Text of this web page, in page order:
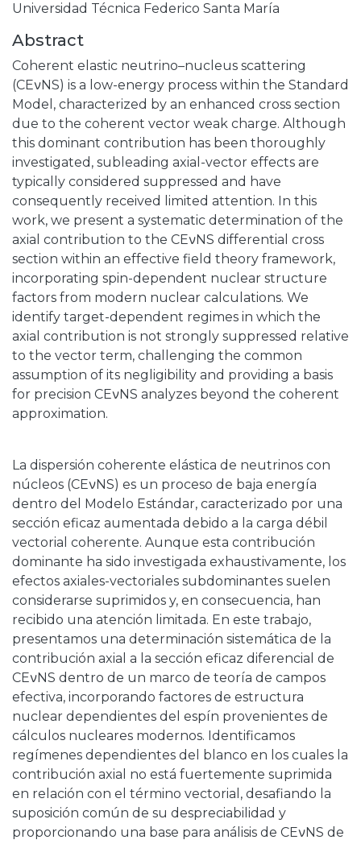
Universidad Técnica Federico Santa María
Abstract
Coherent elastic neutrino–nucleus scattering
(CEνNS) is a low-energy process within the Standard
Model, characterized by an enhanced cross section
due to the coherent vector weak charge. Although
this dominant contribution has been thoroughly
investigated, subleading axial-vector effects are
typically considered suppressed and have
consequently received limited attention. In this
work, we present a systematic determination of the
axial contribution to the CEνNS differential cross
section within an effective field theory framework,
incorporating spin-dependent nuclear structure
factors from modern nuclear calculations. We
identify target-dependent regimes in which the
axial contribution is not strongly suppressed relative
to the vector term, challenging the common
assumption of its negligibility and providing a basis
for precision CEνNS analyzes beyond the coherent
approximation.
La dispersión coherente elástica de neutrinos con
núcleos (CEνNS) es un proceso de baja energía
dentro del Modelo Estándar, caracterizado por una
sección eficaz aumentada debido a la carga débil
vectorial coherente. Aunque esta contribución
dominante ha sido investigada exhaustivamente, los
efectos axiales-vectoriales subdominantes suelen
considerarse suprimidos y, en consecuencia, han
recibido una atención limitada. En este trabajo,
presentamos una determinación sistemática de la
contribución axial a la sección eficaz diferencial de
CEνNS dentro de un marco de teoría de campos
efectiva, incorporando factores de estructura
nuclear dependientes del espín provenientes de
cálculos nucleares modernos. Identificamos
regímenes dependientes del blanco en los cuales la
contribución axial no está fuertemente suprimida
en relación con el término vectorial, desafiando la
suposición común de su despreciabilidad y
proporcionando una base para análisis de CEνNS de